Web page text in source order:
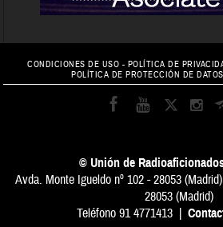
CONDICIONES DE USO - POLÍTICA DE
POLÍTICA DE PROTECCIÓN DE DATOS
© Unión de
Avda. Monte Igueldo nº 102 - 28053
28053 (Madrid)
Teléfono 91 4771413 |